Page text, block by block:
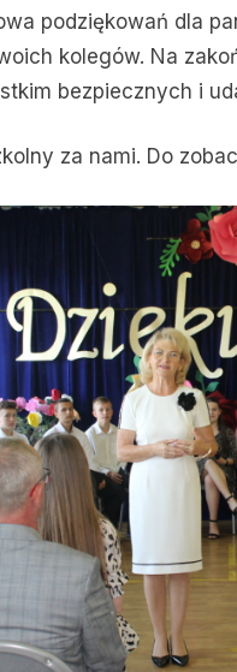
podziękowań dla
kolegów. Na
bezpiecznych i
za nami. Do